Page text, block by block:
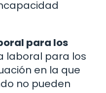
para los
laboral para los
en la que
no pueden